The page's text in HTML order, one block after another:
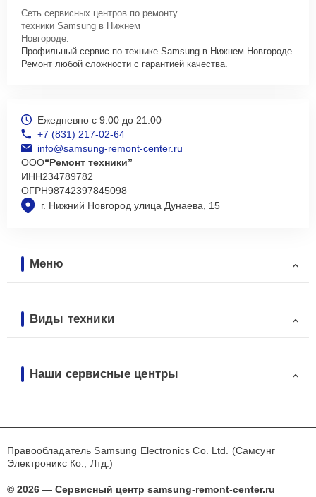
Сеть сервисных центров по ремонту
техники Samsung в Нижнем
Новгороде.
Профильный сервис по технике Samsung в Нижнем Новгороде.
Ремонт любой сложности с гарантией качества.
г. Нижний Новгород улица Дунаева, 15
Ежедневно с 9:00 до 21:00
+7 (831) 217-02-64
info@samsung-remont-center.ru
ООО“Ремонт техники”
ИНН234789782
ОГРН98742397845098
Меню
Виды техники
Наши сервисные центры
Правообладатель Samsung Electronics Co. Ltd. (Самсунг
Электроникс Ко., Лтд.)
© 2026 — Сервисный центр samsung-remont-center.ru